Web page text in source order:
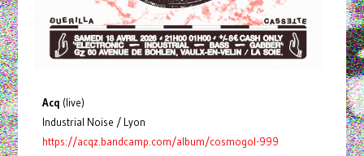
Acq (live)
Industrial Noise / Lyon
https://acqz.bandcamp.com/album/cosmogol-999